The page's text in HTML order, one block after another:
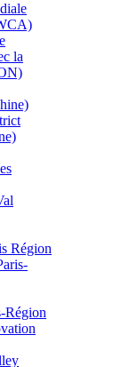
la
Région
Région